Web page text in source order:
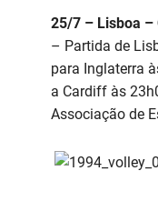
25/7 – Lisboa –
– Partida de
para Inglaterra
a Cardiff às
Associação de